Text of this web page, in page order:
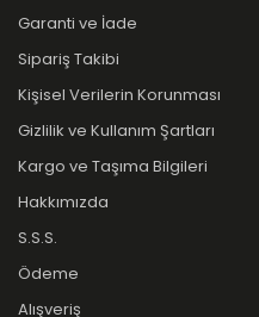
Garanti ve İade
Sipariş Takibi
Kişisel Verilerin Korunması
Gizlilik ve Kullanım Şartları
Kargo ve Taşıma Bilgileri
Hakkımızda
S.S.S.
Ödeme
Alışveriş